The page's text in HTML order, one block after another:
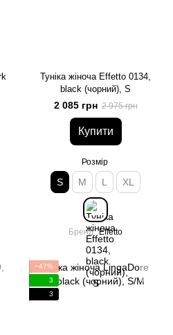
Туніка жіноча Effetto 0134,
black (чорний), S
2 085 грн 2 975 грн
Купити
Розмір
S M L XL
Бренд Effetto
−47%
3
3